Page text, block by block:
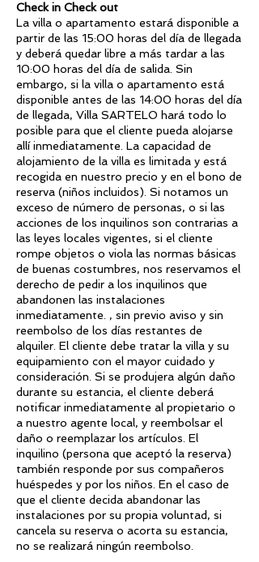
Check in Check out
La villa o apartamento estará disponible a
partir de las 15:00 horas del día de llegada
y deberá quedar libre a más tardar a las
10:00 horas del día de salida. Sin
embargo, si la villa o apartamento está
disponible antes de las 14:00 horas del día
de llegada, Villa SARTELO hará todo lo
posible para que el cliente pueda alojarse
allí inmediatamente. La capacidad de
alojamiento de la villa es limitada y está
recogida en nuestro precio y en el bono de
reserva (niños incluidos). Si notamos un
exceso de número de personas, o si las
acciones de los inquilinos son contrarias a
las leyes locales vigentes, si el cliente
rompe objetos o viola las normas básicas
de buenas costumbres, nos reservamos el
derecho de pedir a los inquilinos que
abandonen las instalaciones
inmediatamente. , sin previo aviso y sin
reembolso de los días restantes de
alquiler. El cliente debe tratar la villa y su
equipamiento con el mayor cuidado y
consideración. Si se produjera algún daño
durante su estancia, el cliente deberá
notificar inmediatamente al propietario o
a nuestro agente local, y reembolsar el
daño o reemplazar los artículos. El
inquilino (persona que aceptó la reserva)
también responde por sus compañeros
huéspedes y por los niños. En el caso de
que el cliente decida abandonar las
instalaciones por su propia voluntad, si
cancela su reserva o acorta su estancia,
no se realizará ningún reembolso.